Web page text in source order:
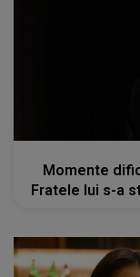
Momente
Fratele lui s-a